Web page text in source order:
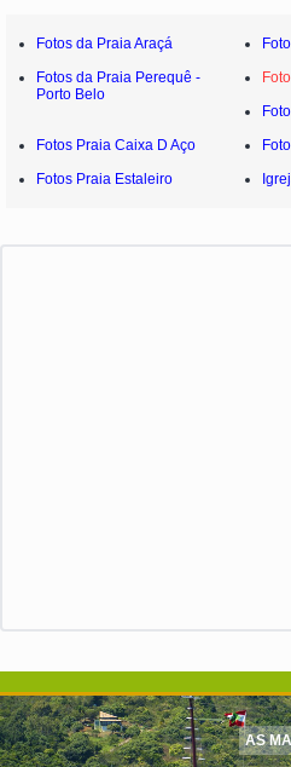
Fotos da Praia Araçá
Fotos da Praia Perequê -
Porto Belo
Fotos Praia Caixa D Aço
Fotos Praia Estaleiro
AS